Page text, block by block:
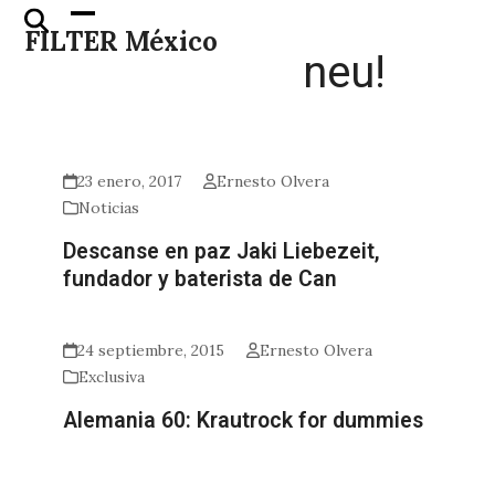
Skip
FILTER México
Open
mobile
Close
mobile
neu!
23 enero, 2017
Ernesto Olvera
Noticias
Descanse en paz Jaki Liebezeit,
fundador y baterista de Can
24 septiembre, 2015
Ernesto Olvera
Exclusiva
Alemania 60: Krautrock for dummies